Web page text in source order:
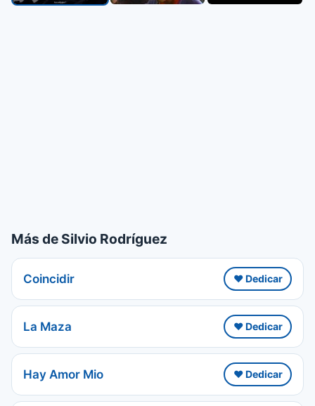
Más de Silvio Rodríguez
Coincidir ❤️ Dedicar
La Maza ❤️ Dedicar
Hay Amor Mio ❤️ Dedicar